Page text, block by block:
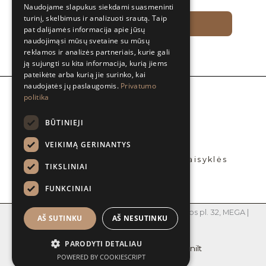
PRENUMERUOTI
Privatumo politika
Prekių pirkimo – pardavimo taisyklės
MB Jūsų grožis | Įm. kodas 305219990 | Islandijos pl. 32, MEGA |
www.progrozis.lt
@lamani_lt lamanilt
Naudojame slapukus siekdami suasmeninti
turinį, skelbimus ir analizuoti srautą. Taip
pat dalijamės informacija apie jūsų
naudojimąsi mūsų svetaine su mūsų
reklamos ir analizės partneriais, kurie gali
ją sujungti su kita informacija, kurią jiems
pateikėte arba kurią jie surinko, kai
naudojatės jų paslaugomis. Privatumo
politika
BŪTINIEJI
VEIKIMĄ GERINANTYS
TIKSLINIAI
FUNKCINIAI
AŠ SUTINKU AŠ NESUTINKU
PARODYTI DETALIAU
POWERED BY COOKIESCRIPT